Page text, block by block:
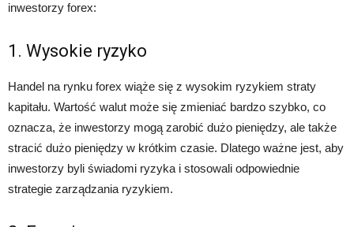
inwestorzy forex:
1. Wysokie ryzyko
Handel na rynku forex wiąże się z wysokim ryzykiem straty
kapitału. Wartość walut może się zmieniać bardzo szybko, co
oznacza, że inwestorzy mogą zarobić dużo pieniędzy, ale także
stracić dużo pieniędzy w krótkim czasie. Dlatego ważne jest, aby
inwestorzy byli świadomi ryzyka i stosowali odpowiednie
strategie zarządzania ryzykiem.